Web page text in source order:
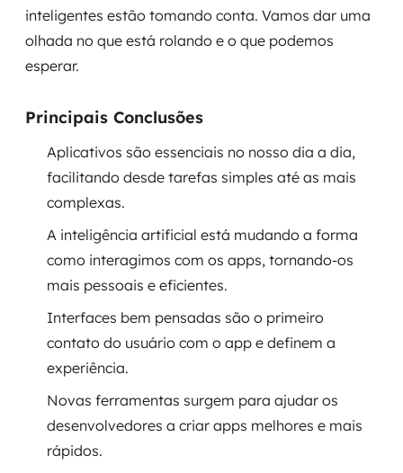
Governança de dados
Modernização de aplicações
Desenvolvimento web e mobile
Modernização tecnológica
Arquitetura de soluções
Migração para Cloud
Transformação digital
UX / UI design
Sustentar operações com eficiência
Sustentação de aplicações
SRE / DevOps
inteligentes estão tomando conta. Vamos dar uma
olhada no que está rolando e o que podemos
esperar.
Principais Conclusões
Aplicativos são essenciais no nosso dia a dia,
facilitando desde tarefas simples até as mais
complexas.
A inteligência artificial está mudando a forma
como interagimos com os apps, tornando-os
mais pessoais e eficientes.
Interfaces bem pensadas são o primeiro
contato do usuário com o app e definem a
experiência.
Novas ferramentas surgem para ajudar os
desenvolvedores a criar apps melhores e mais
rápidos.